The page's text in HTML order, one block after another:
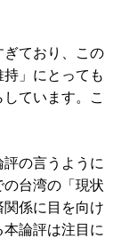
ており、この
」にとっても
ています。こ
の言うように
の台湾の「現状
係に目を向け
論評は注目に